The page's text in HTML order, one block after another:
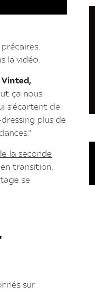
la vidéo.
Vinted,
ça nous
s'écartent de
plus de
la seconde
transition.
se
sur